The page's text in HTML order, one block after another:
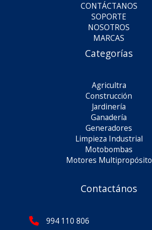
CONTÁCTANOS
SOPORTE
NOSOTROS
MARCAS
Categorías
Agricultra
Construcción
Jardinería
Ganadería
Generadores
Limpieza Industrial
Motobombas
Motores Multipropósito
Contactános
994 110 806